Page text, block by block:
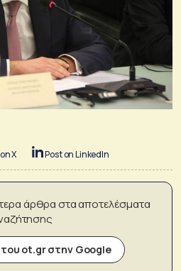
X Post on LinkedIn
άρθρα στα αποτελέσματα
ot.gr στην Google